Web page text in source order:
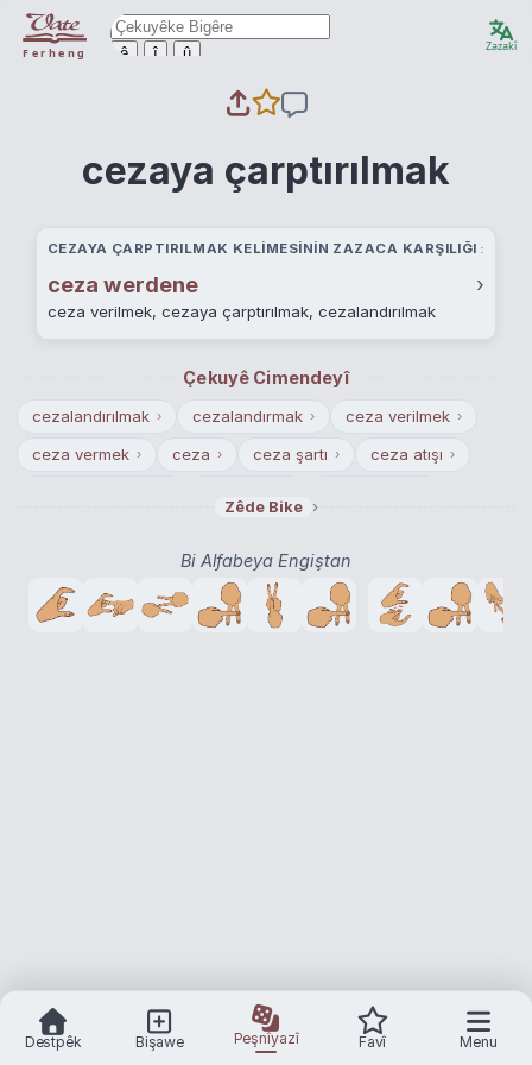
Ferheng ê î û Zazakî
cezaya çarptırılmak
CEZAYA ÇARPTIRILMAK KELIMESININ ZAZACA KARŞILIĞI
ceza werdene ›
ceza verilmek, cezaya çarptırılmak, cezalandırılmak
Çekuyê Cimendeyî
cezalandırılmak › cezalandırmak › ceza verilmek ›
ceza vermek › ceza › ceza şartı › ceza atışı ›
Zêde Bike ›
Bi Alfabeya Engiştan
Destpêk Bişawe Peşnîyazî Favî Menu